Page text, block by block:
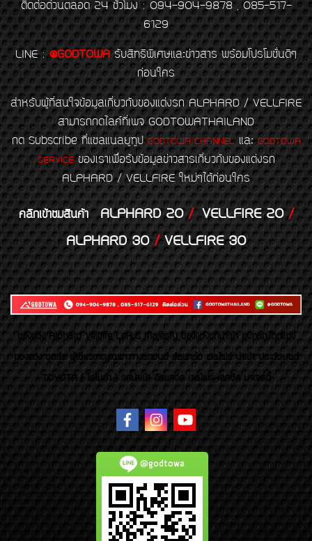
ติดต่อด่วนตลอด 24 ชั่วโมง : 094-904-9878 , 085-517-
6129
LINE : @GODTOWA รับสิทธิพิเศษและข่าวสาร พร้อมโปรโมชั่นดีๆ
ก่อนใคร
สำหรับผู้ที่สนใจข้อมูลเกี่ยวกับของแต่งรถ ALPHARD / VELLFIRE
สามารถกดไลค์ที่เพจ GODTOWATHAILAND
กด Subscribe ที่แชลแนลยูทูป GODTOWA CHANNELและGODTOWA
SERVICEของเราเพื่อรับข้อมูลข่าวสารเกี่ยวกับของแต่งรถ
ALPHARD / VELLFIRE ใหม่ๆได้ก่อนใคร
คลิกเข้าชมสินค้า ALPHARD 20/VELLFIRE 20/
ALPHARD 30/VELLFIRE 30
ของเเต่ง Alphard Vellfire Lexus Majesty ของเเต่งรถนำเข้า อุปกรณ์ตกแต่ง
ของแต่ง ชุดล้อ ผู้เชี่ยวชาญเฉพาะทางรถยนต์ อัลพาร์ด เวลไฟร์ นำเข้า ประดับยนต์
TOYOTA ( โตโยต้า ) รถนำเข้า อัลพาร์ด เวลไฟร์ เลกซัส มาเจสตี้
@godtowa